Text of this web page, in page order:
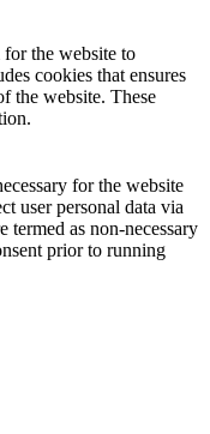
for the website to
cookies that ensures
the website. These
for the website
user personal data via
termed as non-necessary
prior to running